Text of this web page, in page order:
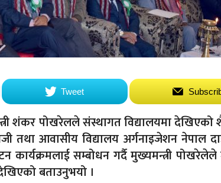
Tweet
शंकर पोखरेलले संस्थागत विद्यालयमा
तथा आवासीय विद्यालय अर्गनाइजेशन नेपाल
कार्यक्रमलाई सम्बोधन गर्दै मुख्यमन्त्री
बताउनुभयो ।